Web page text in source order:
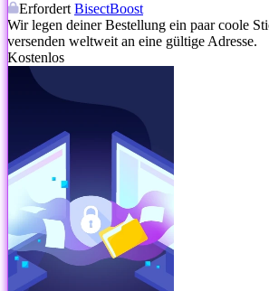
ErfordertBisectBoost
Wir legen deiner Bestellung ein paar coole
versenden weltweit an eine gültige Adresse.
Kostenlos